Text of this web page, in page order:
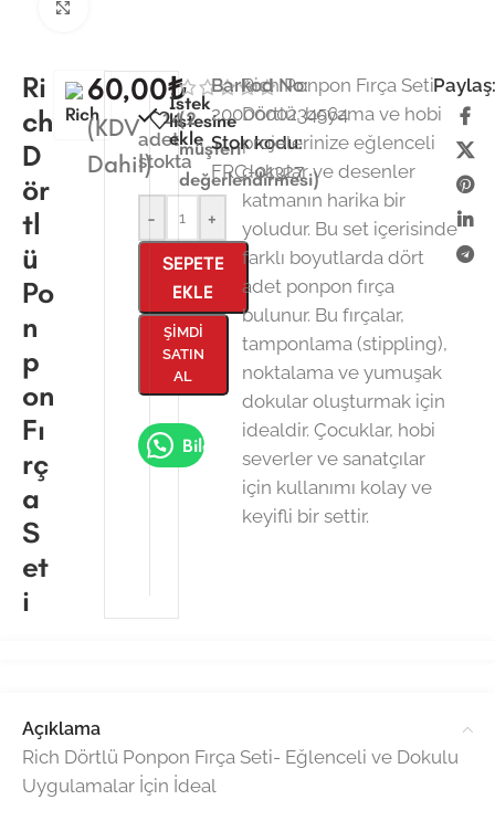
Ri
ch
D
ör
tl
ü
Po
n
p
on
Fı
rç
a
S
et
i
60,00₺
(KDV
Dahil)
14
adet
stokta
- +
SEPETE
EKLE
ŞIMDI
SATIN
AL
Bilgi Al
İstek
listesine
ekle
(2
müşteri
değerlendirmesi)
Barkod No:
2000000234564
Stok kodu:
FRÇ-01327
Rich Ponpon Fırça Seti
Dörtlü, boyama ve hobi
projelerinize eğlenceli
dokular ve desenler
katmanın harika bir
yoludur. Bu set içerisinde
farklı boyutlarda dört
adet ponpon fırça
bulunur. Bu fırçalar,
tamponlama (stippling),
noktalama ve yumuşak
dokular oluşturmak için
idealdir. Çocuklar, hobi
severler ve sanatçılar
için kullanımı kolay ve
keyifli bir settir.
Açıklama
Rich Dörtlü Ponpon Fırça Seti- Eğlenceli ve Dokulu
Uygulamalar İçin İdeal